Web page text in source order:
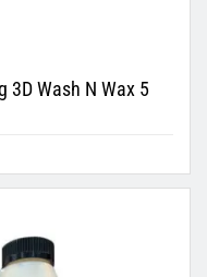
3D Wash N Wax 5